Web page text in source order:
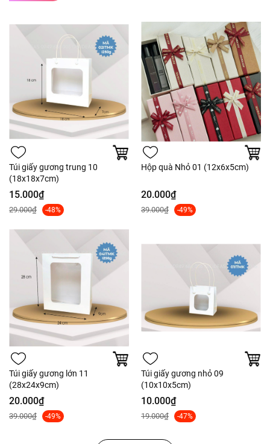
Túi giấy gương trung 10
(18x18x7cm)
15.000₫
29.000₫ -48%
Hộp quà Nhỏ 01 (12x6x5cm)
20.000₫
39.000₫ -49%
Túi giấy gương lớn 11
(28x24x9cm)
20.000₫
39.000₫ -49%
Túi giấy gương nhỏ 09
(10x10x5cm)
10.000₫
19.000₫ -47%